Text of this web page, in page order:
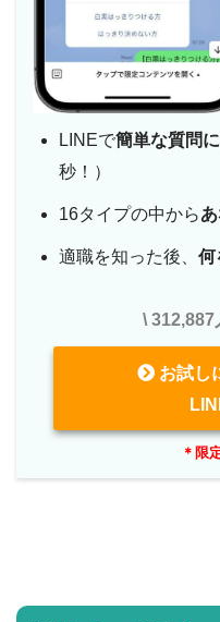
LINEで簡単な質問
秒！）
16タイプの中から
適職を知った後、 何
\ 312,887
お試し
＊限